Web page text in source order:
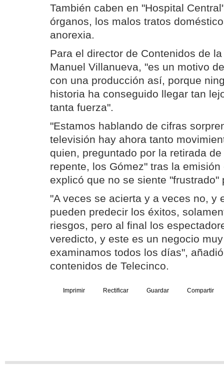
También caben en "Hospital
órganos, los malos tratos
anorexia.
Para el director de Contenidos de
Manuel Villanueva, "es un motivo
con una producción así, porque
historia ha conseguido llegar tan
tanta fuerza".
"Estamos hablando de cifras
televisión hay ahora tanto
quien, preguntado por la retirada
repente, los Gómez" tras la
explicó que no se siente "frustrado"
"A veces se acierta y a veces no, y
pueden predecir los éxitos,
riesgos, pero al final los
veredicto, y este es un negocio
examinamos todos los días",
contenidos de Telecinco.
Imprimir Rectificar Guardar Compartir